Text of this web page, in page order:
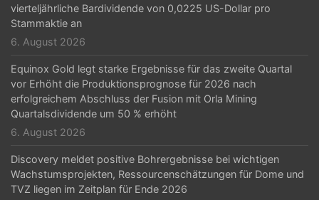
vierteljährliche Bardividende von 0,0225 US-Dollar pro
Stammaktie an
6. August 2026
Equinox Gold legt starke Ergebnisse für das zweite Quartal
vor Erhöht die Produktionsprognose für 2026 nach
erfolgreichem Abschluss der Fusion mit Orla Mining
Quartalsdividende um 50 % erhöht
6. August 2026
Discovery meldet positive Bohrergebnisse bei wichtigen
Wachstumsprojekten, Ressourcenschätzungen für Dome und
TVZ liegen im Zeitplan für Ende 2026